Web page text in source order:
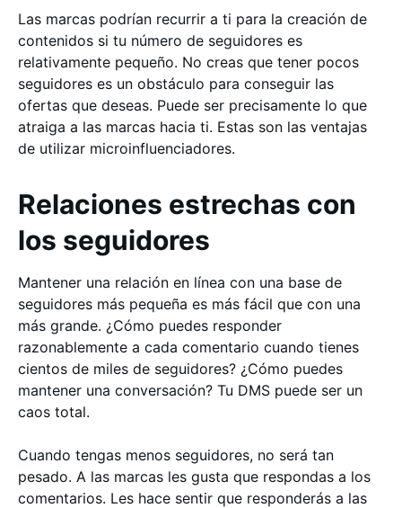
Las marcas podrían recurrir a ti para la creación de
contenidos si tu número de seguidores es
relativamente pequeño. No creas que tener pocos
seguidores es un obstáculo para conseguir las
ofertas que deseas. Puede ser precisamente lo que
atraiga a las marcas hacia ti. Estas son las ventajas
de utilizar microinfluenciadores.
Relaciones estrechas con
los seguidores
Mantener una relación en línea con una base de
seguidores más pequeña es más fácil que con una
más grande. ¿Cómo puedes responder
razonablemente a cada comentario cuando tienes
cientos de miles de seguidores? ¿Cómo puedes
mantener una conversación? Tu DMS puede ser un
caos total.
Cuando tengas menos seguidores, no será tan
pesado. A las marcas les gusta que respondas a los
comentarios. Les hace sentir que responderás a las